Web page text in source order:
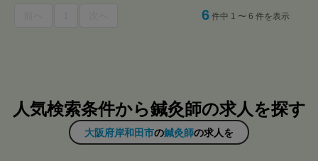
6 件中 1 〜 6 件を表示
人気検索条件から鍼灸師の求人を探す
大阪府岸和田市の鍼灸師の求人を